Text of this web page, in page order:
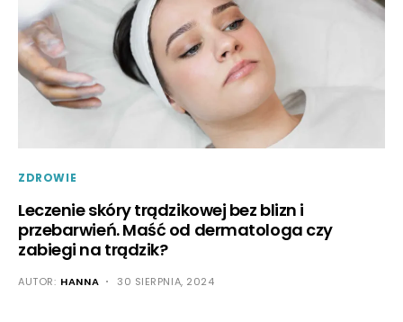
ZDROWIE
Leczenie skóry trądzikowej bez blizn i
przebarwień. Maść od dermatologa czy
zabiegi na trądzik?
AUTOR: HANNA 30 SIERPNIA, 2024